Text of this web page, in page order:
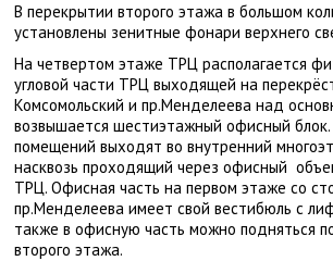
В перекрытии второго этажа в большом
установлены зенитные фонари верхнего
На четвертом этаже ТРЦ располагается
угловой части ТРЦ выходящей на
Комсомольский и пр.Менделеева над
возвышается шестиэтажный офисный
помещений выходят во внутренний
насквозь проходящий через офисный
ТРЦ. Офисная часть на первом этаже со
пр.Менделеева имеет свой вестибюль с
также в офисную часть можно подняться
второго этажа.